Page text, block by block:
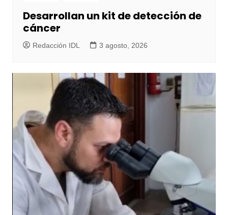
Desarrollan un kit de detección de
cáncer
Redacción IDL 3 agosto, 2026